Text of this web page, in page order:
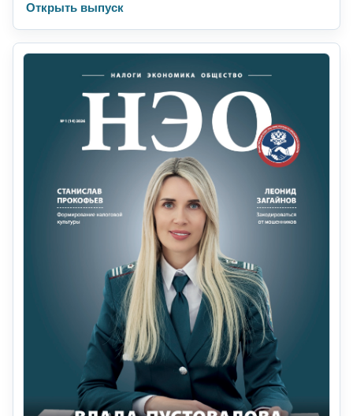
Открыть выпуск